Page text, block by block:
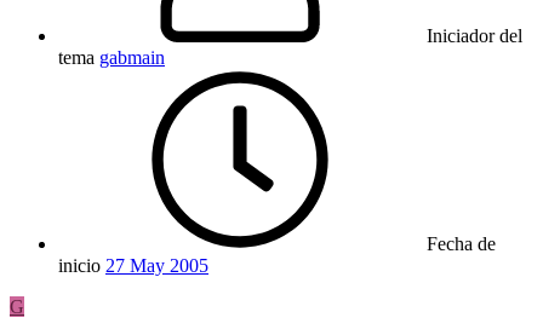
Iniciador del
tema gabmain
Fecha de
inicio 27 May 2005
G